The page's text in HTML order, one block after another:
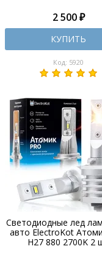
2 500 ₽
КУПИТЬ
Код: 5920
Светодиодные лед
авто ElectroKot
H27 880 2700K 2